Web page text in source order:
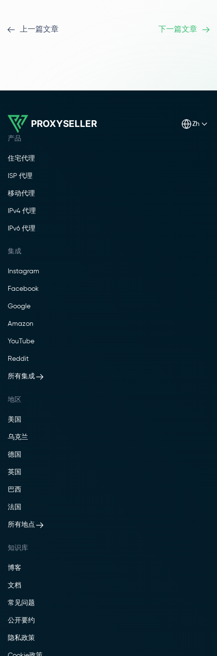
上一篇文章 下一篇文章
PROXYSELLER zh
产品
住宅代理
ISP 代理
移动代理
IPv4 代理
IPv6 代理
集成
Instagram
Facebook
Google
Amazon
YouTube
Reddit
所有集成
地区
美国
乌克兰
德国
英国
巴西
法国
所有地点
知识库
博客
文档
常见问题
公开要约
隐私政策